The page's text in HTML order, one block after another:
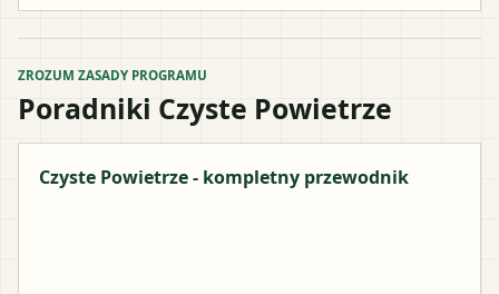
ZROZUM ZASADY PROGRAMU
Poradniki Czyste Powietrze
Czyste Powietrze - kompletny przewodnik